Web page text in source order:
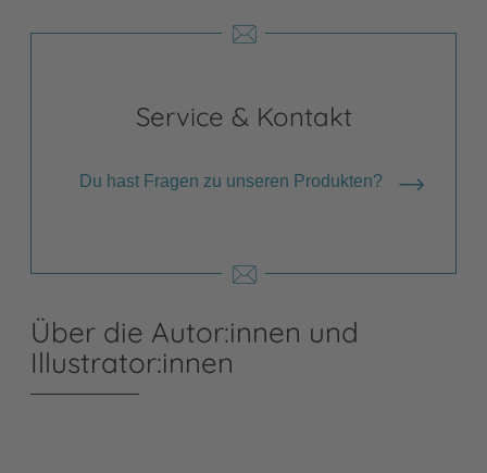
Service & Kontakt
Du hast Fragen zu unseren Produkten?
Über die Autor:innen und
Illustrator:innen